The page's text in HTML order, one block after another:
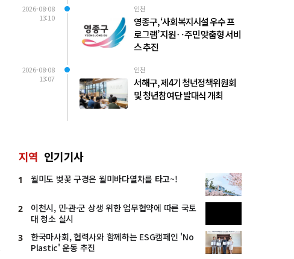
2026-08-08
13:10
인천
영종구, ‘사회복지시설 우수 프
로그램’ 지원‥주민 맞춤형 서비
스 추진
2026-08-08
13:07
인천
서해구, 제4기 청년정책위원회
및 청년참여단 발대식 개최
지역 인기기사
1 월미도 벚꽃 구경은 월미바다열차를 타고~!
2
이천시, 민·관·군 상생 위한 업무협약에 따른 국토
대 청소 실시
3
한국마사회, 협력사와 함께하는 ESG캠페인 'No
Plastic' 운동 추진